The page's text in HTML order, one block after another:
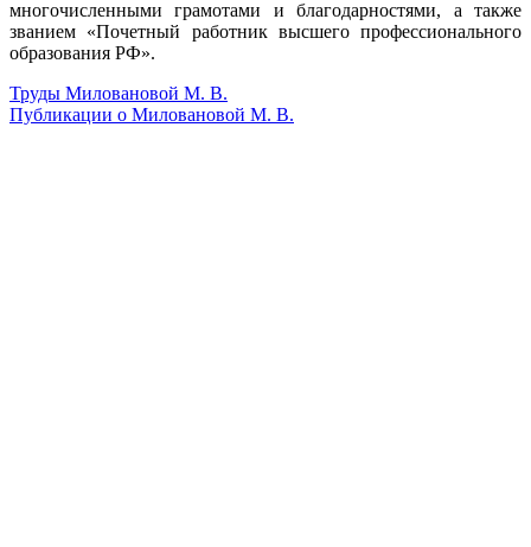
многочисленными грамотами и благодарностями, а также
званием «Почетный работник высшего профессионального
образования РФ».
Труды Миловановой М. В.
Публикации о Миловановой М. В.